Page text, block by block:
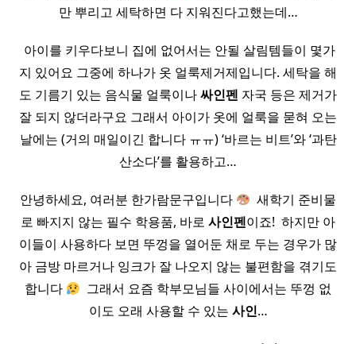
만 뿌리고 세탁하면 다 지워진다고했는데…
​ 아이를 키우다보니 집에 없어서는 안될 살림템들이 몇가
지 있어요 그중에 하나가 옷 얼룩제거제입니다. 세탁을 해
도 기름기 있는 음식물 얼룩이나싸인펜 자국 등은 제거가
잘 되지 않더라구요 그래서 아이가 옷에 얼룩을 묻혀 오는
날에는 (거의 매일이긴 합니다 ㅠㅠ) ‘바르는 비트’와 ‘과탄
산소다’를 활용하고…
안녕하세요, 여러분 한가람문구입니다
​ 새학기 준비물
로 빠지지 않는 필수 학용품, 바로 사인펜이죠! ​ 하지만 아
이들이 사용하다 보면 뚜껑을 열어둔 채로 두는 경우가 많
아 금방 마르거나 잉크가 잘 나오지 않는 불편함을 겪기도
합니다
​ 그래서 요즘 학부모님들 사이에서는 뚜껑 없
이도 오래 사용할 수 있는 사인…